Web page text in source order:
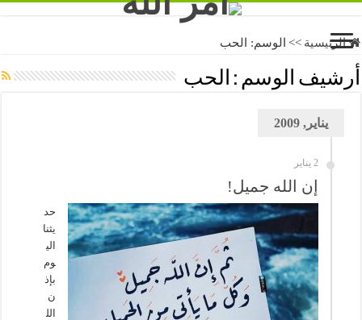
الرئيسية >> الوسم: الحب
أرشيف الوسم : الحب
يناير, 2009
2 يناير
إن الله جميل!
حد
يثنا
الي
وم
بإذ
ن
الل